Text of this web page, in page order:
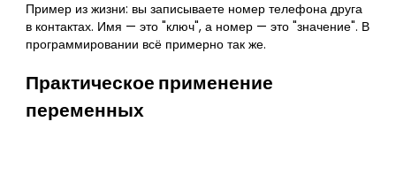
Пример из жизни: вы записываете номер телефона друга
в контактах. Имя — это "ключ", а номер — это "значение". В
программировании всё примерно так же.
Практическое применение
переменных